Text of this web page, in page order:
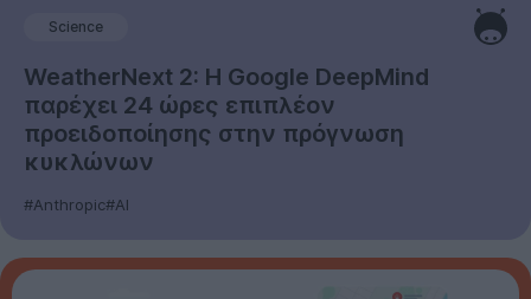
Science
WeatherNext 2: Η Google DeepMind
παρέχει 24 ώρες επιπλέον
προειδοποίησης στην πρόγνωση
κυκλώνων
#Anthropic#AI